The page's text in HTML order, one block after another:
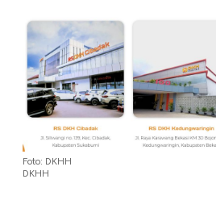
Foto: DKHH
DKHH